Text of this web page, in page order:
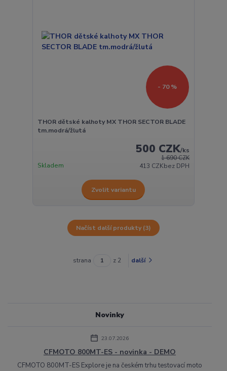
- 70 %
THOR dětské kalhoty MX THOR SECTOR BLADE
tm.modrá/žlutá
1 690 CZK
500 CZK/ks
413 CZKbez DPH
Skladem
Zvolit variantu
Načíst další produkty (3)
strana z 2 další
Novinky
23.07.2026
CFMOTO 800MT-ES - novinka - DEMO
CFMOTO 800MT-ES Explore je na českém trhu testovací moto